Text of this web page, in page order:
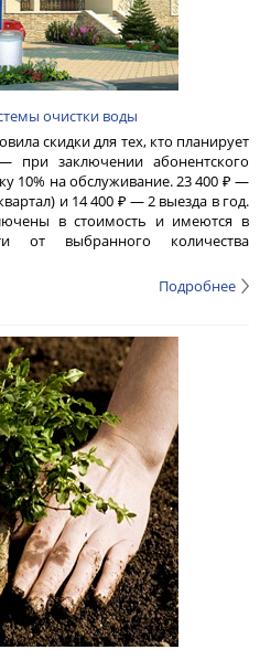
очистки воды
скидки для тех, кто планирует
при заключении абонентского
10% на обслуживание. 23 400 ₽ —
и 14 400 ₽ — 2 выезда в год.
в стоимость и имеются в
от выбранного количества
Подробнее